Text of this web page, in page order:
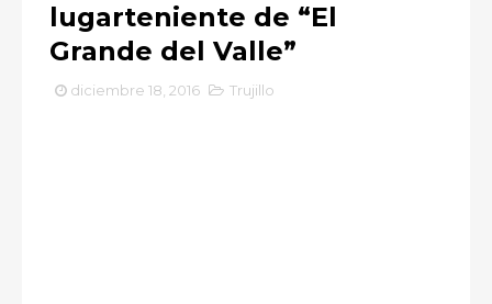
lugarteniente de “El
Grande del Valle”
diciembre 18, 2016 Trujillo